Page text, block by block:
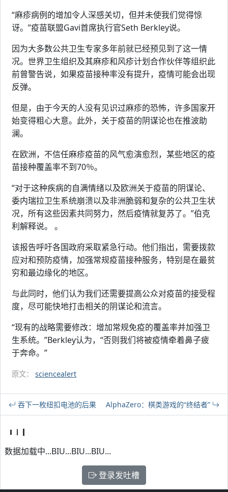
“麻疹病例的增加令人深感关切，但并未使我们觉得惊
讶。”疫苗联盟Gavi首席执行官Seth Berkley说。
因为大多数公共卫生专家多年前就已经预见到了这一情
况。世界卫生组织及其麻疹和风疹计划合作伙伴等组织此
前曾警告说，如果疫苗接种率没有提升，疫情可能会出现
反弹。
但是，由于今天的人没有见识过麻疹的恐怖，许多国家开
始变得粗心大意。此外，关于疫苗的阴谋论也在推波助
澜。
在欧洲，不信任麻疹疫苗的风气愈演愈烈，某些地区的疫
苗接种覆盖率不到70％。
“对于这种疾病的自满情绪以及欧洲关于疫苗的阴谋论、
委内瑞拉卫生系统崩溃以及非洲脆弱和复杂的公共卫生状
况，所有这些因素共同努力，然后疫情就复苏了。”伯克
利解释说。 。
该报告呼吁各国政府采取紧急行动。他们指出，需要拨款
应对和预防疫情，加强常规疫苗接种服务，特别是在最贫
穷和最边缘化的地区。
与此同时，他们认为我们还需要提高公众对疫苗的接受程
度，尽可能快地打击相关的阴谋论和流言。
“现有的战略需要修改：增加常规免疫的覆盖率并加强卫
生系统。”Berkley认为，“否则我们将被疫情牵着鼻子疲
于奔命。”
原文： sciencealert
吞下一枚纽扣电池的后果 AlphaZero：棋类游戏的“终结者”
数据加载中...BIU...BIU...BIU...
登录发吐槽